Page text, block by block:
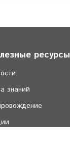
ресурсы
знаний